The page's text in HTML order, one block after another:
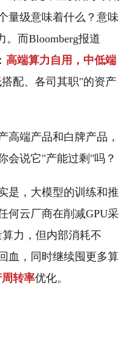
量级意味着什么？意味
。而Bloomberg报道
高端算力自用，中低端
配、各司其职"的资产
高端产品和白牌产品，
会说它"产能过剩"吗？
是，大模型的训练和推
何云厂商在削减GPU采
力，但内部消耗不
血，同时继续囤更多算
转率优化。